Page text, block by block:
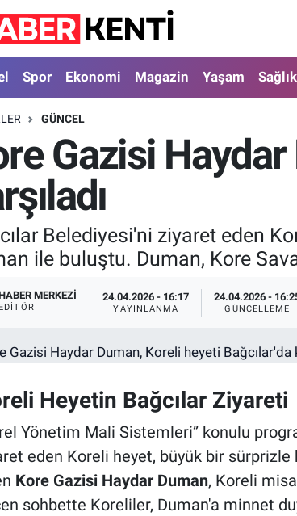
Spor Ekonomi Magazin Yaşam Sağlık
GÜNCEL
Gazisi
Belediyesi'ni ziyaret eden
ile buluştu. Duman, Kore
MERKEZI
EDITÖR
24.04.2026 - 16:17
YAYINLANMA
24.04.2026 -
GÜNCELLEME
Heyetin Bağcılar Ziyareti
Yönetim Mali Sistemleri” konulu
eden Koreli heyet, büyük bir sürprizle
Kore Gazisi Haydar Duman, Koreli
sohbette Koreliler, Duman'a minnet
Vakitleri
Durumu ve Fikstür